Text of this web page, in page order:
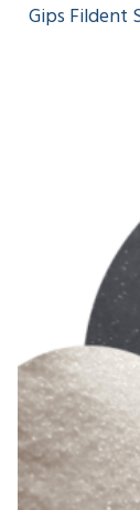
Gips Fildent